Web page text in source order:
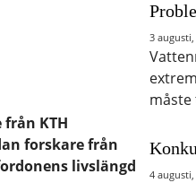
KTH
forskare från
livslängd
3 augusti,
4 augusti,